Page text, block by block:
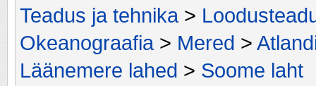
Teadus ja tehnika>
Okeanograafia> Mered >
Läänemere lahed > Soome laht